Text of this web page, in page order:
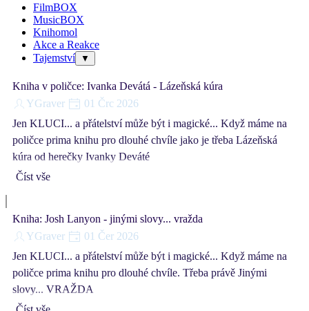
FilmBOX
MusicBOX
Knihomol
Akce a Reakce
Tajemství
▼
Kniha v poličce: Ivanka Devátá - Lázeňská kúra
YGraver
01 Črc 2026
Jen KLUCI... a přátelství může být i magické... Když máme na
poličce prima knihu pro dlouhé chvíle jako je třeba Lázeňská
kúra od herečky Ivanky Deváté
Číst vše
Kniha: Josh Lanyon - jinými slovy... vražda
YGraver
01 Čer 2026
Jen KLUCI... a přátelství může být i magické... Když máme na
poličce prima knihu pro dlouhé chvíle. Třeba právě Jinými
slovy... VRAŽDA